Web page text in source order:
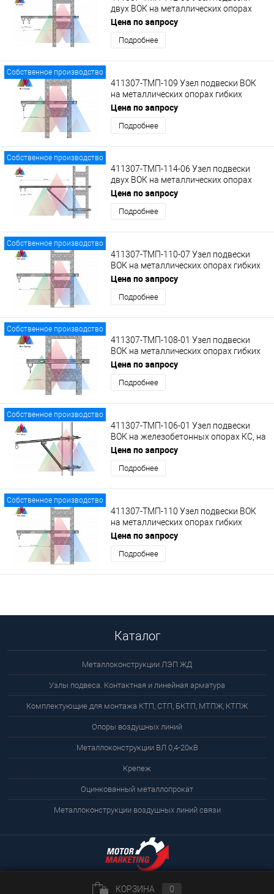
двух ВОК на металлических опорах
гибких поперечин на удлиненном
кронштейне с кольцами
Цена по запросу
Подробнее
Собственное производство
411307-ТМП-109 Узел подвески ВОК
на металлических опорах гибких
поперечин на кронштейне с кольцом
Цена по запросу
Подробнее
Собственное производство
411307-ТМП-114-06 Узел подвески
двух ВОК на металлических опорах
гибких поперечин на кронштейне КВ-2
с кольцами
Цена по запросу
Подробнее
Собственное производство
411307-ТМП-110-07 Узел подвески
ВОК на металлических опорах гибких
поперечин на удлиненном кронштейне
с кольцом
Цена по запросу
Подробнее
Собственное производство
411307-ТМП-108-01 Узел подвески
ВОК на металлических опорах гибких
поперечин на укороченном
кронштейне с кольцом
Цена по запросу
Подробнее
Собственное производство
411307-ТМП-106-01 Узел подвески
ВОК на железобетонных опорах КС, на
кронштейне КВ-1 с кольцом.
Цена по запросу
Подробнее
Собственное производство
411307-ТМП-110 Узел подвески ВОК
на металлических опорах гибких
поперечин на удлиненном кронштейне
с кольцом
Цена по запросу
Подробнее
Каталог
Металлоконструкции ЛЭП ЖД
Узлы подвеса. Контактная и линейная арматура
Комплектующие для монтажа КТП, СТП, БКТП, МТПЖ, КТПЖ
Опоры воздушных линий
Металлоконструкции ВЛ 0,4-20кВ
Крепеж
Оцинкованный металлопрокат
Металлоконструкции воздушных линий связи
КОРЗИНА 0